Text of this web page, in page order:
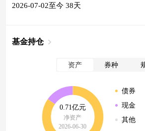
2026-07-02至今 38天
基金持仓
资产 券种
0.71亿元
净资产
2026-06-30
债券
现金
其他